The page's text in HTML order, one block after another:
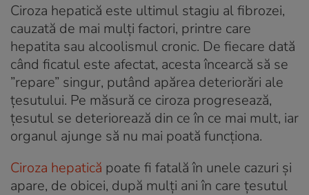
Ciroza hepatică este ultimul stagiu al fibrozei,
cauzată de mai mulți factori, printre care
hepatita sau alcoolismul cronic. De fiecare dată
când ficatul este afectat, acesta încearcă să se
”repare” singur, putând apărea deteriorări ale
țesutului. Pe măsură ce ciroza progresează,
țesutul se deteriorează din ce în ce mai mult, iar
organul ajunge să nu mai poată funcționa.
Ciroza hepatică poate fi fatală în unele cazuri și
apare, de obicei, după mulți ani în care țesutul